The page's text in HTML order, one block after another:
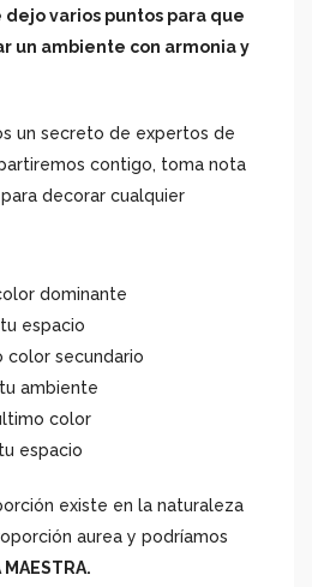
dejo varios puntos para que
un ambiente con armonia y
un secreto de expertos de
contigo, toma nota
decorar cualquier
dominante
espacio
secundario
ambiente
color
espacio
existe en la naturaleza
aurea y podríamos
MAESTRA.